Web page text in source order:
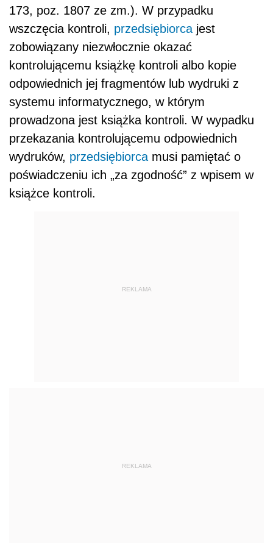
173, poz. 1807 ze zm.). W przypadku
wszczęcia kontroli, przedsiębiorca jest
zobowiązany niezwłocznie okazać
kontrolującemu książkę kontroli albo kopie
odpowiednich jej fragmentów lub wydruki z
systemu informatycznego, w którym
prowadzona jest książka kontroli. W wypadku
przekazania kontrolującemu odpowiednich
wydruków, przedsiębiorca musi pamiętać o
poświadczeniu ich „za zgodność” z wpisem w
książce kontroli.
REKLAMA
REKLAMA